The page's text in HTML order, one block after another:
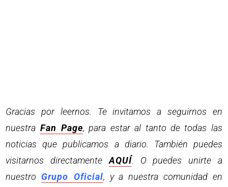
Gracias por leernos. Te invitamos a seguirnos en
nuestra Fan Page, para estar al tanto de todas las
noticias que publicamos a diario. También puedes
visitarnos directamenteAQUÍ. O puedes unirte a
nuestro Grupo Oficial, y a nuestra comunidad en